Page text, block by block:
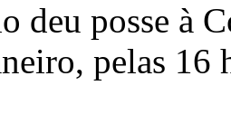
deu posse à
pelas 16